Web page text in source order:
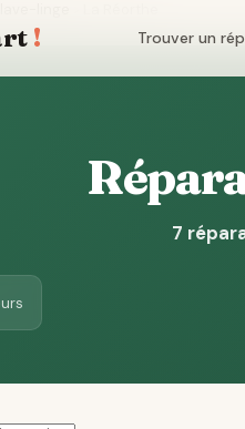
! Trouver un
7